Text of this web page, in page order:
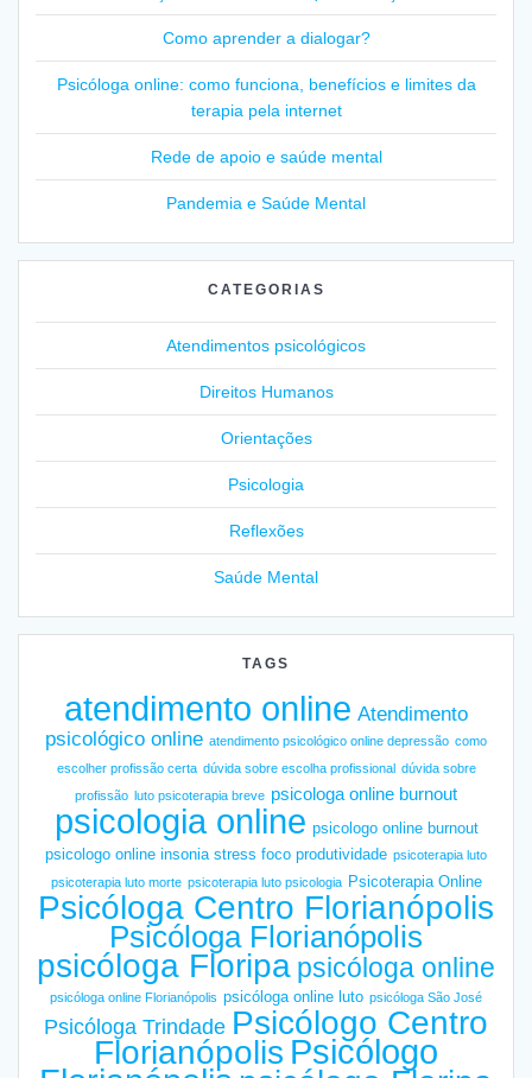
Como aprender a dialogar?
Psicóloga online: como funciona, benefícios e limites da
terapia pela internet
Rede de apoio e saúde mental
Pandemia e Saúde Mental
CATEGORIAS
Atendimentos psicológicos
Direitos Humanos
Orientações
Psicologia
Reflexões
Saúde Mental
TAGS
atendimento online Atendimento
psicológico online atendimento psicológico online depressão como
escolher profissão certa dúvida sobre escolha profissional dúvida sobre
profissão luto psicoterapia breve psicologa online burnout
psicologia online psicologo online burnout
psicologo online insonia stress foco produtividade psicoterapia luto
psicoterapia luto morte psicoterapia luto psicologia Psicoterapia Online
Psicóloga Centro Florianópolis
Psicóloga Florianópolis
psicóloga Floripa psicóloga online
psicóloga online Florianópolis psicóloga online luto psicóloga São José
Psicóloga Trindade Psicólogo Centro
Florianópolis Psicólogo